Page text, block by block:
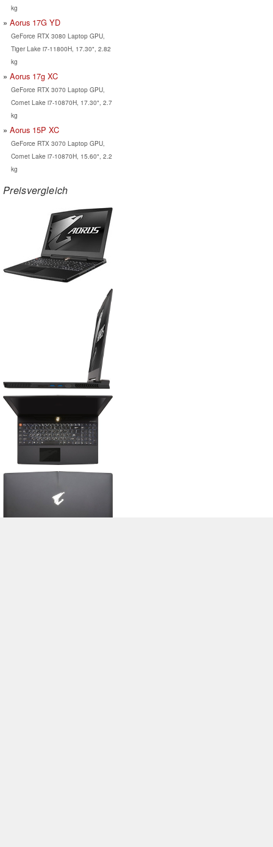
kg
Aorus 17G YD
GeForce RTX 3080 Laptop GPU,
Tiger Lake i7-11800H, 17.30", 2.82
kg
Aorus 17g XC
GeForce RTX 3070 Laptop GPU,
Comet Lake i7-10870H, 17.30", 2.7
kg
Aorus 15P XC
GeForce RTX 3070 Laptop GPU,
Comet Lake i7-10870H, 15.60", 2.2
kg
Preisvergleich